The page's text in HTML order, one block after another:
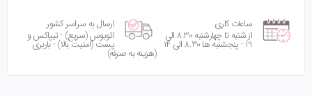
ساعات کاری
از شنبه تا چهارشنبه 8.30 الی
19 - پنجشنبه ها 8.30 الی 14
ارسال به سراسر کشور
اتوبوس (سریع) - تیپاکس و
پست (امنیت بالا) - باربری
(هزینه به صرفه)